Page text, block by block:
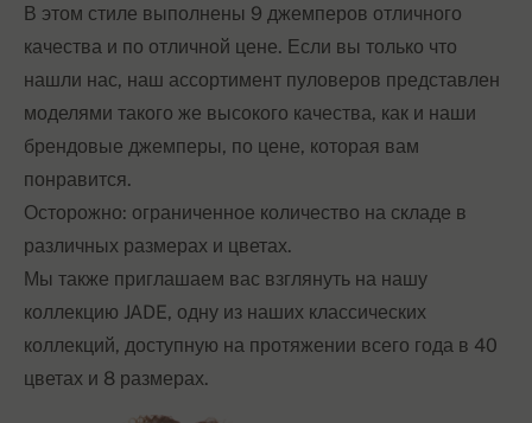
В этом стиле выполнены 9 джемперов отличного
качества и по отличной цене. Если вы только что
нашли нас, наш ассортимент пуловеров представлен
моделями такого же высокого качества, как и наши
брендовые джемперы, по цене, которая вам
понравится.
Осторожно: ограниченное количество на складе в
различных размерах и цветах.
Мы также приглашаем вас взглянуть на нашу
коллекцию JADE, одну из наших классических
коллекций, доступную на протяжении всего года в 40
цветах и 8 размерах.